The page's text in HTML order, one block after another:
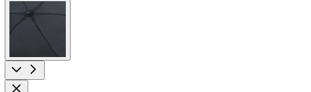
View
larger
image